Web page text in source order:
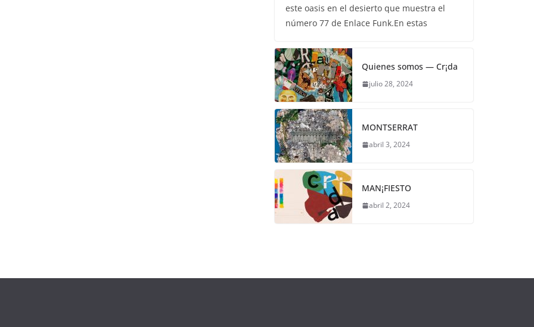
este oasis en el desierto que muestra el
número 77 de Enlace Funk.En estas
Quienes somos — Cr¡da
julio 28, 2024
MONTSERRAT
abril 3, 2024
MAN¡FIESTO
abril 2, 2024